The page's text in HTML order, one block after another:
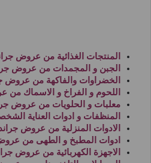
المنتجات الغذائية من عروض
الجبن و المجمدات من عروض
الخضراوات والفاكهة من عروض
اللحوم و الفراخ و الاسماك من
معلبات و الحلويات من عروض
المنظفات و ادوات العناية
الادوات المنزلية من عروض
ادوات المطبخ و الطهى من
الاجهزة الكهربائية من عروض